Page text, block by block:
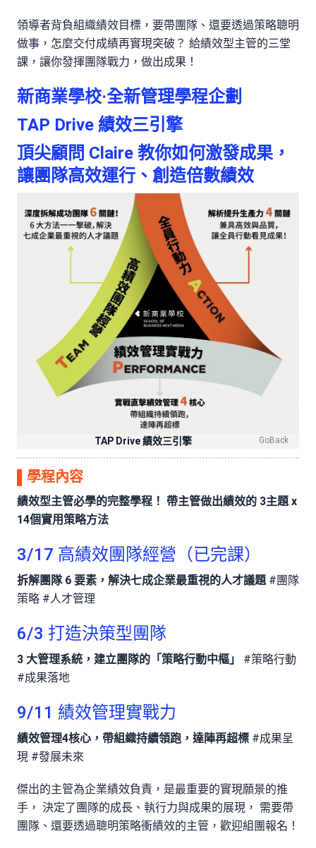
領導者背負組織績效目標，要帶團隊、還要透過策略聰明
做事，怎麼交付成績再實現突破？ 給績效型主管的三堂
課，讓你發揮團隊戰力，做出成果！
新商業學校·全新管理學程企劃
TAP Drive 績效三引擎
頂尖顧問 Claire 教你如何激發成果，
讓團隊高效運行、創造倍數績效
TAP Drive 績效三引擎 GoBack
學程內容
績效型主管必學的完整學程！ 帶主管做出績效的 3主題 x
14個實用策略方法
3/17 高績效團隊經營（已完課）
拆解團隊 6 要素，解決七成企業最重視的人才議題 #團隊
策略 #人才管理
6/3 打造決策型團隊
3 大管理系統，建立團隊的「策略行動中樞」
#策略行動
#成果落地
9/11 績效管理實戰力
績效管理4核心，帶組織持續領跑，達陣再超標 #成果呈
現 #發展未來
傑出的主管為企業績效負責，是最重要的實現願景的推
手， 決定了團隊的成長、執行力與成果的展現， 需要帶
團隊、還要透過聰明策略衝績效的主管，歡迎組團報名！